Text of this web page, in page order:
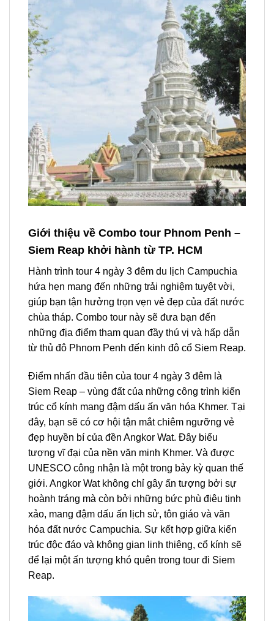
Giới thiệu về Combo tour Phnom Penh –
Siem Reap khởi hành từ TP. HCM
Hành trình tour 4 ngày 3 đêm du lịch Campuchia
hứa hẹn mang đến những trải nghiệm tuyệt vời,
giúp bạn tận hưởng trọn vẹn vẻ đẹp của đất nước
chùa tháp. Combo tour này sẽ đưa bạn đến
những địa điểm tham quan đầy thú vị và hấp dẫn
từ thủ đô Phnom Penh đến kinh đô cổ Siem Reap.
Điểm nhấn đầu tiên của tour 4 ngày 3 đêm là
Siem Reap – vùng đất của những công trình kiến
trúc cổ kính mang đậm dấu ấn văn hóa Khmer. Tại
đây, bạn sẽ có cơ hội tận mắt chiêm ngưỡng vẻ
đẹp huyền bí của đền Angkor Wat. Đây biểu
tượng vĩ đại của nền văn minh Khmer. Và được
UNESCO công nhận là một trong bảy kỳ quan thế
giới. Angkor Wat không chỉ gây ấn tượng bởi sự
hoành tráng mà còn bởi những bức phù điêu tinh
xảo, mang đậm dấu ấn lịch sử, tôn giáo và văn
hóa đất nước Campuchia. Sự kết hợp giữa kiến
trúc độc đáo và không gian linh thiêng, cổ kính sẽ
để lại một ấn tượng khó quên trong tour đi Siem
Reap.